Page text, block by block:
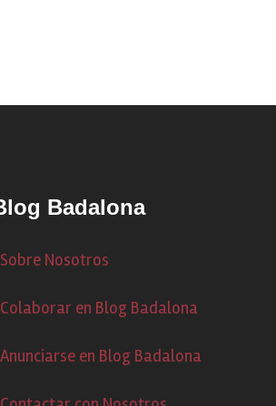
Badalona
Sobre Nosotros
Colaborar en Blog Badalona
Anunciarse en Blog Badalona